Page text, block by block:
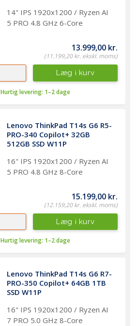
14" IPS 1920x1200 / Ryzen AI
5 PRO 4.8 GHz 6-Core
13.999,00 kr.
(11.199,20 kr. ekskl. moms)
Hurtig levering: 1–2 dage
Læg i kurv
Lenovo ThinkPad T14s G6 R5-
PRO-340 Copilot+ 32GB
512GB SSD W11P
16" IPS 1920x1200 / Ryzen AI
5 PRO 4.8 GHz 8-Core
15.199,00 kr.
(12.159,20 kr. ekskl. moms)
Hurtig levering: 1–2 dage
Læg i kurv
Lenovo ThinkPad T14s G6 R7-
PRO-350 Copilot+ 64GB 1TB
SSD W11P
16" IPS 1920x1200 / Ryzen AI
7 PRO 5.0 GHz 8-Core